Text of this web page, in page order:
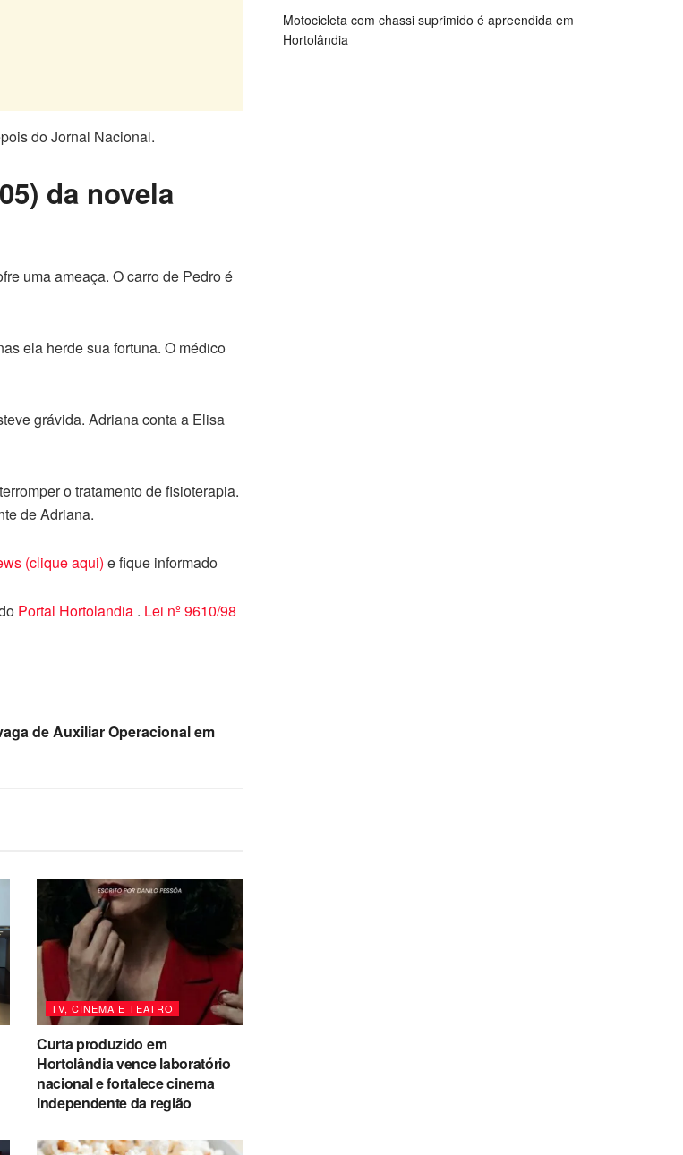
do Jornal Nacional.
da novela
uma ameaça. O carro de Pedro é
ela herde sua fortuna. O médico
grávida. Adriana conta a Elisa
o tratamento de fisioterapia.
de Adriana.
(clique aqui) e fique informado
Portal Hortolandia . Lei nº 9610/98
de Auxiliar Operacional em
TV, CINEMA E TEATRO
Curta produzido em
Hortolândia vence laboratório
nacional e fortalece cinema
independente da região
Motocicleta com chassi suprimido é apreendida em
Hortolândia